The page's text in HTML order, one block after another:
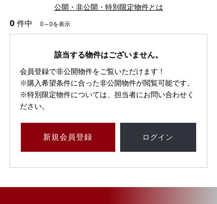
公開・非公開・特別限定物件とは
0 件中 0～0を表示
該当する物件はございません。
会員登録で非公開物件をご覧いただけます！
※購入希望条件に合った非公開物件が閲覧可能です。
※特別限定物件については、担当者にお問い合わせく
ださい。
新規会員登録 ログイン